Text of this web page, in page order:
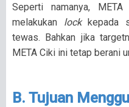
Seperti namanya,
melakukan lockkepada
tewas. Bahkan jika
META Ciki ini tetap berani
B. Tujuan